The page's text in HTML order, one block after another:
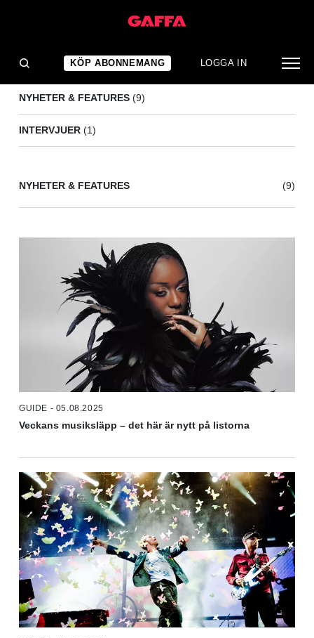
KÖP ABONNEMANG LOGGA IN
NYHETER & FEATURES (9)
INTERVJUER (1)
NYHETER & FEATURES (9)
GUIDE - 05.08.2025
Veckans musiksläpp – det här är nytt på listorna